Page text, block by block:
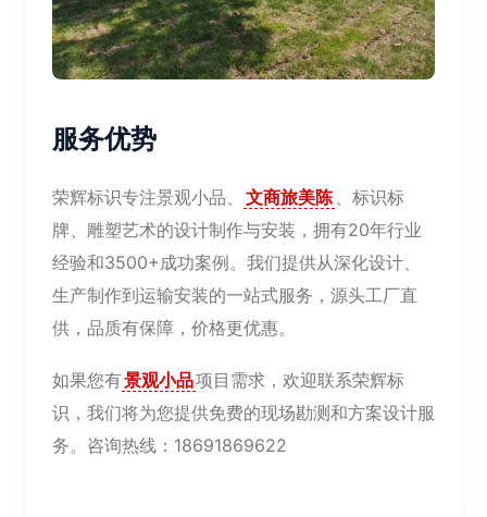
服务优势
荣辉标识专注景观小品、 文商旅美陈 、标识标
牌、雕塑艺术的设计制作与安装，拥有20年行业
经验和3500+成功案例。我们提供从深化设计、
生产制作到运输安装的一站式服务，源头工厂直
供，品质有保障，价格更优惠。
如果您有景观小品项目需求，欢迎联系荣辉标
识，我们将为您提供免费的现场勘测和方案设计服
务。咨询热线：18691869622